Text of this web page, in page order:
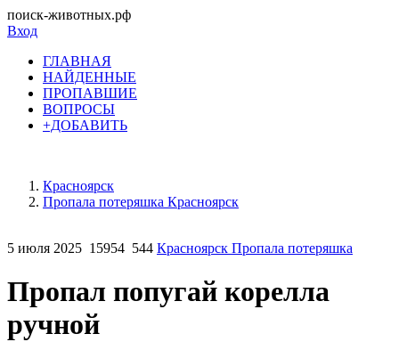
поиск-животных.рф
Вход
ГЛАВНАЯ
НАЙДЕННЫЕ
ПРОПАВШИЕ
ВОПРОСЫ
+ДОБАВИТЬ
Красноярск
Пропала потеряшка Красноярск
5 июля 2025 15954 544 Красноярск Пропала потеряшка
Пропал попугай корелла
ручной